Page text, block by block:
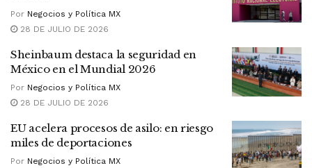
Por Negocios y Política MX
28 DE JULIO DE 2026
Sheinbaum destaca la seguridad en
México en el Mundial 2026
Por Negocios y Política MX
28 DE JULIO DE 2026
EU acelera procesos de asilo: en riesgo
miles de deportaciones
Por Negocios y Política MX